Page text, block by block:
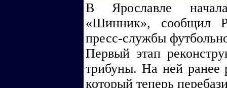
В Ярославле
«Шинник», сообщил
пресс-службы
Первый этап
трибуны. На ней ранее
который теперь